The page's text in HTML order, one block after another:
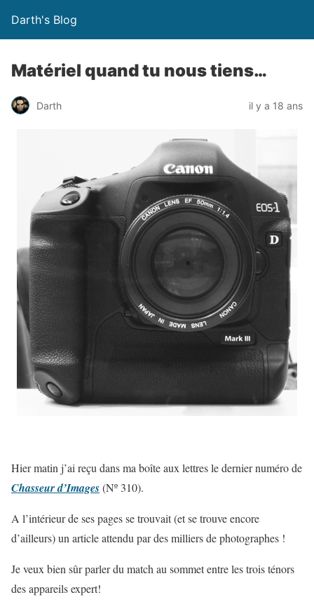
Darth's Blog
Matériel quand tu nous tiens…
Darth il y a 18 ans
Hier matin j’ai reçu dans ma boîte aux lettres le dernier numéro de
Chasseur d’Images(Nº 310).
A l’intérieur de ses pages se trouvait (et se trouve encore
d’ailleurs) un article attendu par des milliers de photographes !
Je veux bien sûr parler du match au sommet entre les trois ténors
des appareils expert!